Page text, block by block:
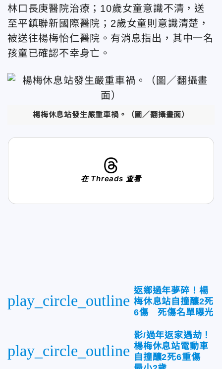
林口長庚醫院治療；10歲女童意識不清，送
至平鎮聯新國際醫院；2歲女童則意識清楚，
被送往楊梅怡仁醫院。有消息指出，其中一名
孩童已確認不幸身亡。
楊梅休息站發生嚴重車禍。（圖／翻攝畫面）
在 Threads 查看
play_circle_outline
返鄉過年夢碎！楊
梅休息站自撞釀2死
6傷 死傷名單曝光
play_circle_outline
影/過年返家遇劫！
楊梅休息站電動車
自撞釀2死6重傷